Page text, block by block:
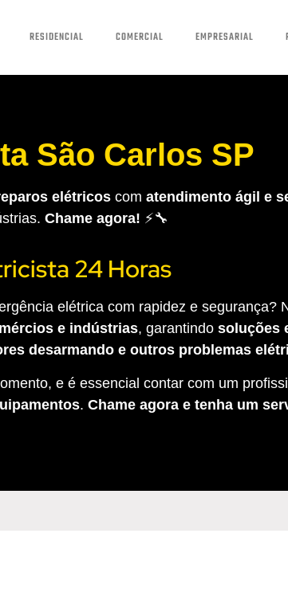
RESIDENCIAL COMERCIAL EMPRESARIAL
São Carlos SP
elétricos com atendimento ágil e
Chame agora! ⚡🔧
24 Horas
elétrica com rapidez e segurança?
e indústrias, garantindo soluções
desarmando e outros problemas
e é essencial contar com um
. Chame agora e tenha um